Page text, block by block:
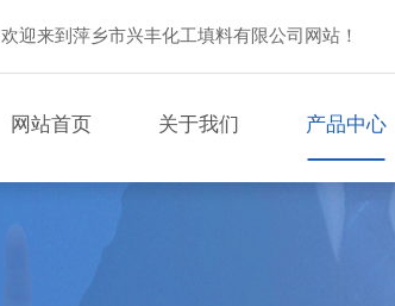
欢迎来到萍乡市兴丰化工填料有限公司网站！
网站首页 关于我们 产品中心